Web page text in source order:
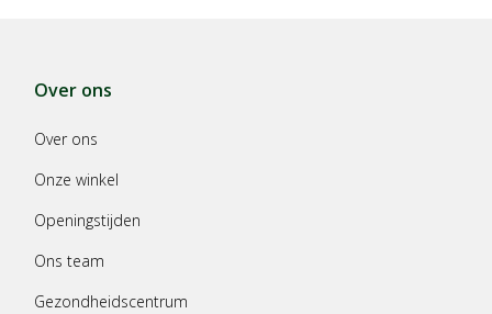
Over ons
Over ons
Onze winkel
Openingstijden
Ons team
Gezondheidscentrum